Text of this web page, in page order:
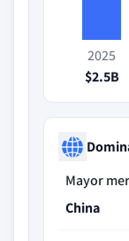
2025
$2.5B
Mayor
China